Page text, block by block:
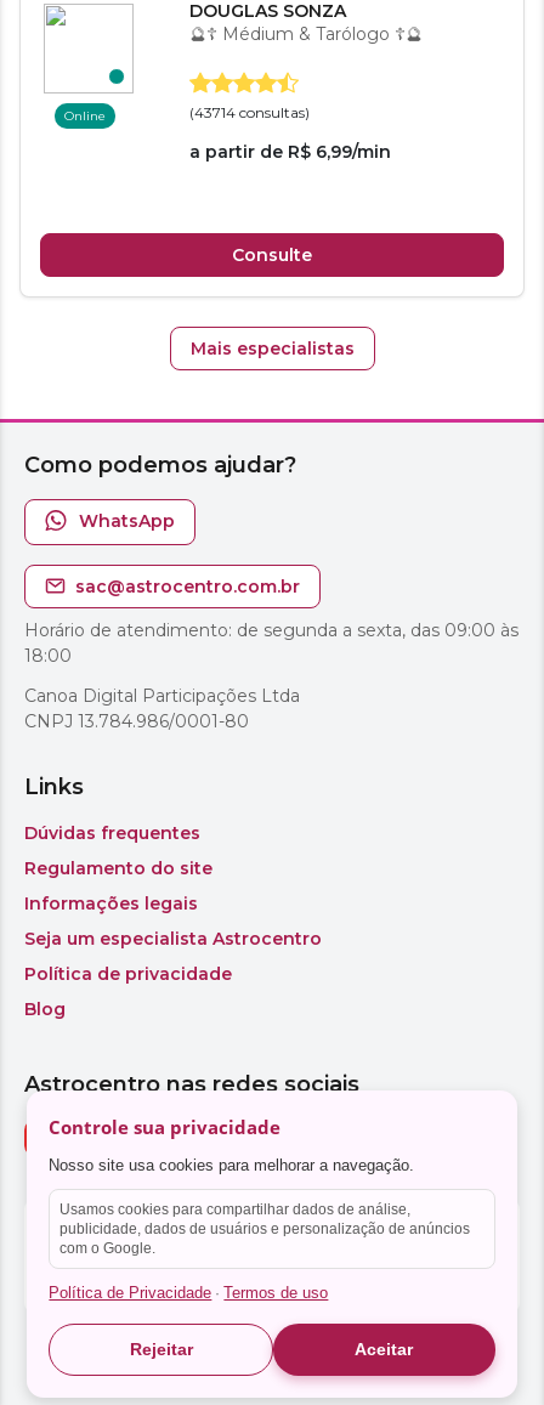
Controle sua privacidade
Nosso site usa cookies para melhorar a navegação.
Usamos cookies para compartilhar dados de análise,
publicidade, dados de usuários e personalização de anúncios
com o Google.
Política de Privacidade · Termos de uso
Rejeitar Aceitar